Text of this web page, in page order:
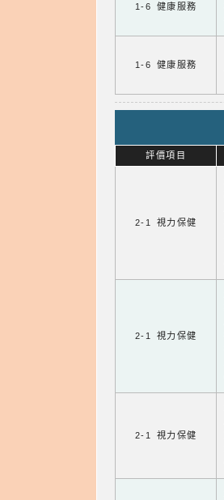
1-6 健康服務
1-6 健康服務
評價項目
2-1 視力保健
2-1 視力保健
2-1 視力保健